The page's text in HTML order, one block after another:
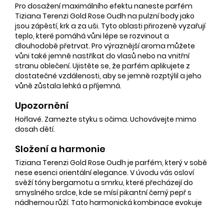
Pro dosažení maximálního efektu naneste parfém
Tiziana Terenzi Gold Rose Oudh na pulzní body jako
jsou zápěstí, krk a za uši. Tyto oblasti přirozeně vyzařují
teplo, které pomáhá vůni lépe se rozvinout a
dlouhodobě přetrvat. Pro výraznější aroma můžete
vůni také jemně nastříkat do vlasů nebo na vnitřní
stranu oblečení. Ujistěte se, že parfém aplikujete z
dostatečné vzdálenosti, aby se jemně rozptýlil a jeho
vůně zůstala lehká a příjemná.
Upozornění
Hořlavé. Zamezte styku s očima. Uchovávejte mimo
dosah dětí.
Složení a harmonie
Tiziana Terenzi Gold Rose Oudh je parfém, který v sobě
nese esenci orientální elegance. V úvodu vás osloví
svěží tóny bergamotu a smrku, které přecházejí do
smyslného srdce, kde se mísí pikantní černý pepř s
nádhernou růží. Tato harmonická kombinace evokuje